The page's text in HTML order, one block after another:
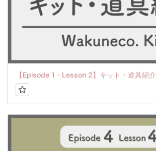
【Episode 1・Lesson 2】キット・道具紹介